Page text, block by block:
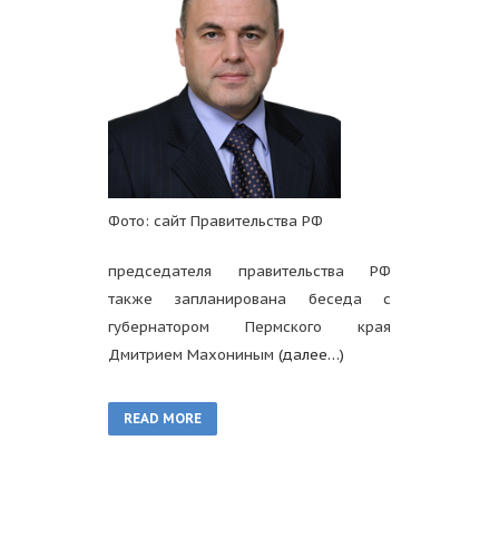
Фото: сайт Правительства РФ
председателя правительства РФ
также запланирована беседа с
губернатором Пермского края
Дмитрием Махониным (далее…)
READ MORE